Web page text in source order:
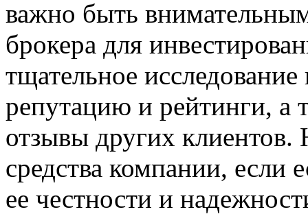
важно быть
брокера для
тщательное
репутацию и рейтинги, а
отзывы других клиентов.
средства компании, если
ее честности и